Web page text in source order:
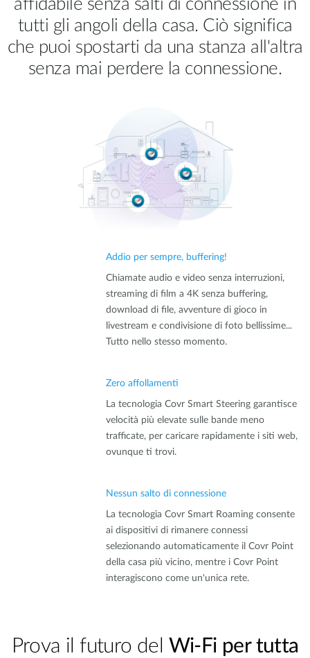
affidabile senza salti di connessione in
tutti gli angoli della casa. Ciò significa
che puoi spostarti da una stanza all'altra
senza mai perdere la connessione.
Addio per sempre, buffering!
Chiamate audio e video senza interruzioni,
streaming di film a 4K senza buffering,
download di file, avventure di gioco in
livestream e condivisione di foto bellissime...
Tutto nello stesso momento.
Zero affollamenti
La tecnologia Covr Smart Steering garantisce
velocità più elevate sulle bande meno
trafficate, per caricare rapidamente i siti web,
ovunque ti trovi.
Nessun salto di connessione
La tecnologia Covr Smart Roaming consente
ai dispositivi di rimanere connessi
selezionando automaticamente il Covr Point
della casa più vicino, mentre i Covr Point
interagiscono come un'unica rete.
Prova il futuro del Wi-Fi per tutta